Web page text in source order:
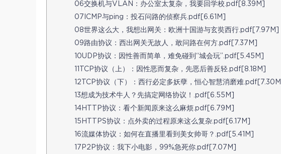
06交换机与VLAN：办公室太复杂，我要回学校.pdf[8.39M]
07ICMP与ping：投石问路的侦察兵.pdf[6.61M]
08世界这么大，我想出网关：欧洲十国游与玄奘西行.pdf[7.97M]
09路由协议：西出网关无故人，敢问路在何方.pdf[7.37M]
10UDP协议：因性善而简单，难免碰到“城会玩”.pdf[5.45M]
11TCP协议（上）：因性恶而复杂，先恶后善反轻.pdf[8.18M]
12TCP协议（下）：西行必定多妖孽，恒心智慧消磨难.pdf[7.30M]
13想成为技术牛人？先搞定网络协议！.pdf[6.55M]
14HTTP协议：看个新闻原来这么麻烦.pdf[6.79M]
15HTTPS协议：点外卖的过程原来这么复杂.pdf[6.17M]
16流媒体协议：如何在直播里看到美女帅哥？.pdf[5.41M]
17P2P协议：我下小电影，99%急死你.pdf[7.07M]